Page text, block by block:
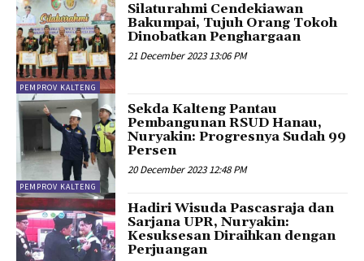
PEMPROV KALTENG
Silaturahmi Cendekiawan
Bakumpai, Tujuh Orang Tokoh
Dinobatkan Penghargaan
21 December 2023 13:06 PM
PEMPROV KALTENG
Sekda Kalteng Pantau
Pembangunan RSUD Hanau,
Nuryakin: Progresnya Sudah 99
Persen
20 December 2023 12:48 PM
Hadiri Wisuda Pascasraja dan
Sarjana UPR, Nuryakin:
Kesuksesan Diraihkan dengan
Perjuangan